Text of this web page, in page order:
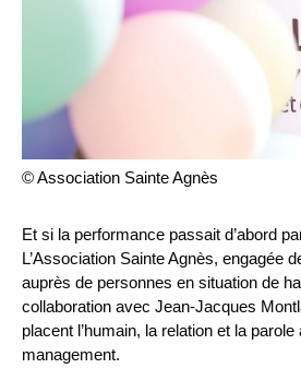
© Association Sainte Agnès
Et si la performance passait d’abord
L’Association Sainte Agnès, engagée
auprès de personnes en situation de
collaboration avec Jean-Jacques
placent l’humain, la relation et la
management.